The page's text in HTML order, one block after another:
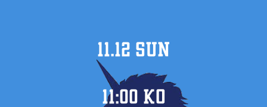
11.12 SUN
11:00 KO